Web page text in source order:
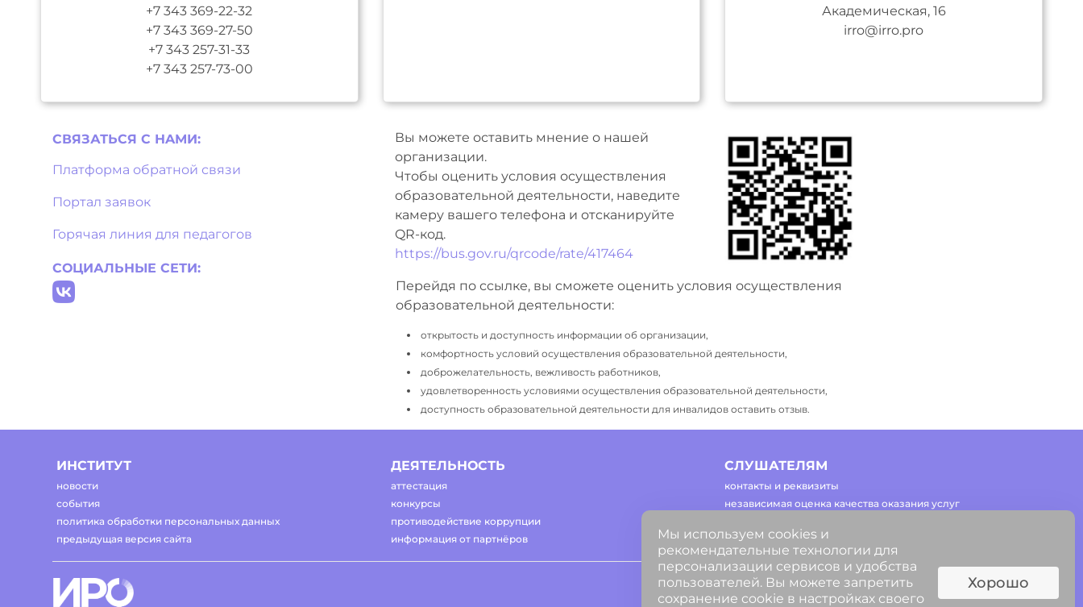
+7 343 369-22-32
+7 343 369-27-50
+7 343 257-31-33
+7 343 257-73-00
Академическая, 16
irro@irro.pro
СВЯЗАТЬСЯ С НAМИ:
Платформа обратной связи
Портал заявок
Горячая линия для педагогов
СОЦИАЛЬНЫЕ СЕТИ:
Вы можете оставить мнение о нашей
организации.
Чтобы оценить условия осуществления
образовательной деятельности, наведите
камеру вашего телефона и отсканируйте
QR-код.
https://bus.gov.ru/qrcode/rate/417464
Перейдя по ссылке, вы сможете оценить условия осуществления
образовательной деятельности:
открытость и доступность информации об организации,
комфортность условий осуществления образовательной деятельности,
доброжелательность, вежливость работников,
удовлетворенность условиями осуществления образовательной деятельности,
доступность образовательной деятельности для инвалидов оставить отзыв.
ИНСТИТУТ
новости
события
политика обработки персональных данных
предыдущая версия сайта
ДЕЯТЕЛЬНОСТЬ
аттестация
конкурсы
противодействие коррупции
информация от партнёров
СЛУШАТЕЛЯМ
контакты и реквизиты
независимая оценка качества оказания услуг
регламент работы сайта
Мы используем cookies и
рекомендательные технологии для
персонализации сервисов и удобства
пользователей. Вы можете запретить
сохранение cookie в настройках своего
Хорошо